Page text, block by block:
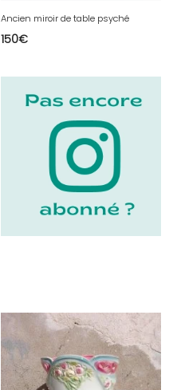
Ancien miroir de table psyché
150€